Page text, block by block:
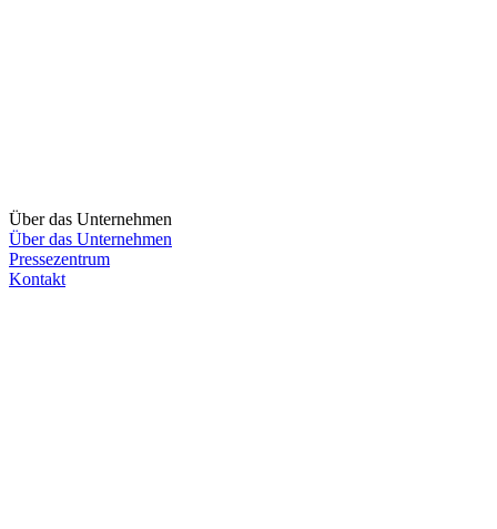
Über das Unternehmen
Über das Unternehmen
Pressezentrum
Kontakt